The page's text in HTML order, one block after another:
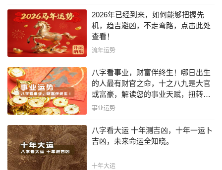
2026年已经到来，如何能够把握先
机，趋吉避凶，不走弯路，点击此处
查看！
流年运势
八字看事业，财富伴终生！哪日出生
的人最有财官之命，十之八九是大官
或富豪，解读您的事业天赋，扭转当
下不利困局！！
事业运势
八字看大运 十年测吉凶，十年一运卜
吉凶，未来命运全知晓。
十年大运